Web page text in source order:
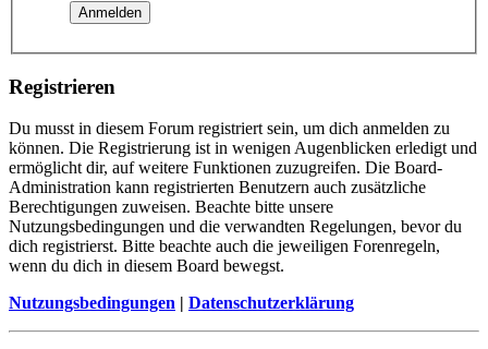
Registrieren
Du musst in diesem Forum registriert sein, um dich anmelden zu
können. Die Registrierung ist in wenigen Augenblicken erledigt und
ermöglicht dir, auf weitere Funktionen zuzugreifen. Die Board-
Administration kann registrierten Benutzern auch zusätzliche
Berechtigungen zuweisen. Beachte bitte unsere
Nutzungsbedingungen und die verwandten Regelungen, bevor du
dich registrierst. Bitte beachte auch die jeweiligen Forenregeln,
wenn du dich in diesem Board bewegst.
Nutzungsbedingungen | Datenschutzerklärung